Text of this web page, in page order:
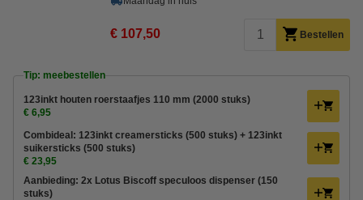
€ 107,50 Bestellen
Tip: meebestellen
123inkt houten roerstaafjes 110 mm (2000 stuks)
€ 6,95
Combideal: 123inkt creamersticks (500 stuks) + 123inkt
suikersticks (500 stuks)
€ 23,95
Aanbieding: 2x Lotus Biscoff speculoos dispenser (150
stuks)